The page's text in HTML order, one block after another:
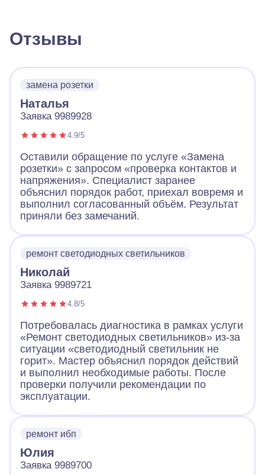
Отзывы
замена розетки
Наталья
Заявка 9989928
4.9/5
Оставили обращение по услуге «Замена
розетки» с запросом «проверка контактов и
напряжения». Специалист заранее
объяснил порядок работ, приехал вовремя и
выполнил согласованный объём. Результат
приняли без замечаний.
ремонт светодиодных светильников
Николай
Заявка 9989721
4.8/5
Потребовалась диагностика в рамках услуги
«Ремонт светодиодных светильников» из-за
ситуации «светодиодный светильник не
горит». Мастер объяснил порядок действий
и выполнил необходимые работы. После
проверки получили рекомендации по
эксплуатации.
ремонт ибп
Юлия
Заявка 9989700